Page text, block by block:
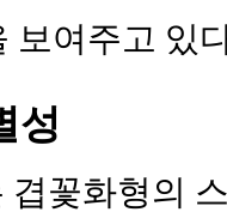
보여주고 있
성
겹꽃화형의